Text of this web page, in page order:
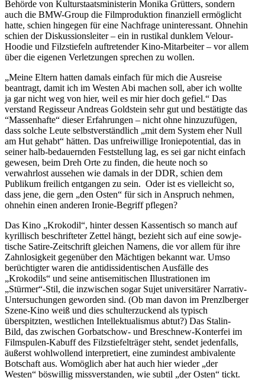
Behörde von Kultur­staats­mi­nis­terin Monika Grütters, sondern
auch die BMW-Group die Filmpro­duktion finan­ziell ermög­licht
hatte, schien hingegen für eine Nachfrage uninter­essant. Ohnehin
schien der Diskus­si­ons­leiter – ein in rustikal dunklem Velour-
Hoodie und Filzstiefeln auftre­tender Kino-Mitar­beiter – vor allem
über die eigenen Verlet­zungen sprechen zu wollen.
„Meine Eltern hatten damals einfach für mich die Ausreise
beantragt, damit ich im Westen Abi machen soll, aber ich wollte
ja gar nicht weg von hier, weil es mir hier doch gefiel.“ Das
verstand Regisseur Andreas Goldstein sehr gut und bestä­tigte das
“Massen­hafte“ dieser Erfah­rungen – nicht ohne hinzu­zu­fügen,
dass solche Leute selbst­ver­ständlich „mit dem System eher Null
am Hut gehabt“ hätten. Das unfrei­willige Ironie­po­tential, das in
seiner halb-bedau­ernden Feststellung lag, es sei gar nicht einfach
gewesen, beim Dreh Orte zu finden, die heute noch so
verwahrlost aussehen wie damals in der DDR, schien dem
Publikum freilich entgangen zu sein. Oder ist es vielleicht so,
dass jene, die gern „den Osten“ für sich in Anspruch nehmen,
ohnehin einen anderen Ironie-Begriff pflegen?
Das Kino „Krokodil“, hinter dessen Kassen­tisch so manch auf
kyril­lisch beschrif­teter Zettel hängt, bezieht sich auf eine sowje­
tische Satire-Zeitschrift gleichen Namens, die vor allem für ihre
Zahnlo­sigkeit gegenüber den Mächtigen bekannt war. Umso
berüch­tigter waren die antidis­si­den­ti­schen Ausfälle des
„Krokodils“ und seine antise­mi­ti­schen Illus­tra­tionen im
„Stürmer“-Stil, die inzwi­schen sogar Sujet univer­si­tärer Narrativ-
Unter­su­chungen geworden sind. (Ob man davon im Prenz­l­berger
Szene-Kino weiß und dies schul­ter­zu­ckend als typisch
überspitzten, westlichen Intel­lek­tua­lismus abtut?) Das Stalin-
Bild, das zwischen Gorbat­schow- und Breschnew-Konterfei im
Filmspulen-Kabuff des Filzstie­fel­träger steht, sendet jeden­falls,
äußerst wohlwollend inter­pre­tiert, eine zumindest ambiva­lente
Botschaft aus. Womöglich aber hat auch hier wieder „der
Westen“ böswillig missver­standen, wie subtil „der Osten“ tickt.